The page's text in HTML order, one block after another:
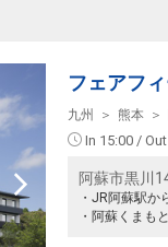
フェアフ
九州 熊本
In 15:00 /
阿蘇市黒川
・JR阿蘇駅か
・阿蘇くまも